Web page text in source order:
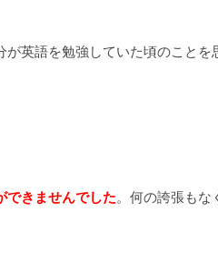
英語を勉強していた頃のこと
できませんでした。何の誇張もな